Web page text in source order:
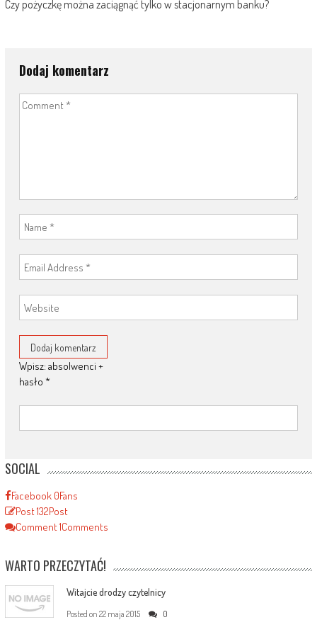
Czy pożyczkę można zaciągnąć tylko w stacjonarnym banku?
Dodaj komentarz
Wpisz: absolwenci +
hasło *
SOCIAL
Facebook 0Fans
Post132Post
Comment1Comments
WARTO PRZECZYTAĆ!
Witajcie drodzy czytelnicy
Posted on 22 maja 2015 0